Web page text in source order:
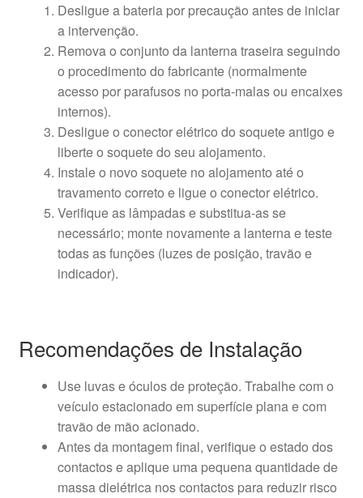
Desligue a bateria por precaução antes de iniciar
a intervenção.
Remova o conjunto da lanterna traseira seguindo
o procedimento do fabricante (normalmente
acesso por parafusos no porta-malas ou encaixes
internos).
Desligue o conector elétrico do soquete antigo e
liberte o soquete do seu alojamento.
Instale o novo soquete no alojamento até o
travamento correto e ligue o conector elétrico.
Verifique as lâmpadas e substitua-as se
necessário; monte novamente a lanterna e teste
todas as funções (luzes de posição, travão e
indicador).
Recomendações de Instalação
Use luvas e óculos de proteção. Trabalhe com o
veículo estacionado em superfície plana e com
travão de mão acionado.
Antes da montagem final, verifique o estado dos
contactos e aplique uma pequena quantidade de
massa dielétrica nos contactos para reduzir risco